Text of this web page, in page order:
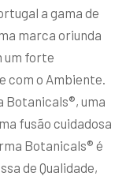
a gama de
marca oriunda
um forte
com o Ambiente.
Botanicals®, uma
fusão cuidadosa
Botanicals® é
de Qualidade,